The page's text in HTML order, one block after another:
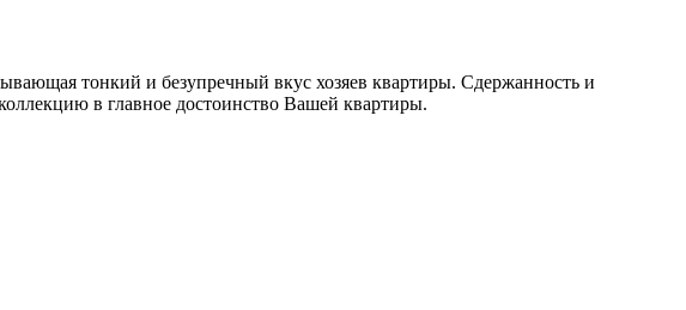
тонкий и безупречный вкус хозяев квартиры. Сдержанность и
в главное достоинство Вашей квартиры.